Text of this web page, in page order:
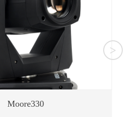
Moore330
>